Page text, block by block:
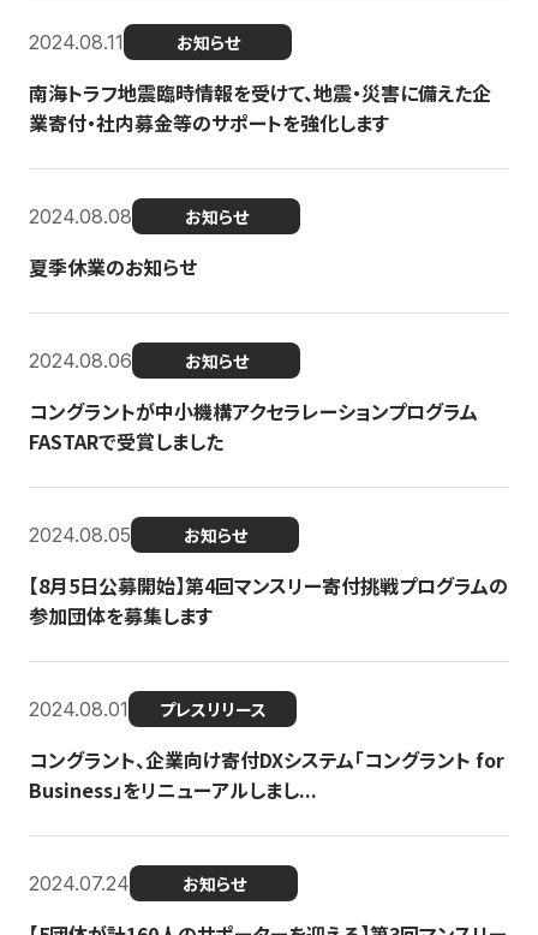
2024.08.11 お知らせ
南海トラフ地震臨時情報を受けて、地震・災害に備えた企
業寄付・社内募金等のサポートを強化します
2024.08.08 お知らせ
夏季休業のお知らせ
2024.08.06 お知らせ
コングラントが中小機構アクセラレーションプログラム
FASTARで受賞しました
2024.08.05 お知らせ
【8月5日公募開始】第4回マンスリー寄付挑戦プログラムの
参加団体を募集します
2024.08.01 プレスリリース
コングラント、企業向け寄付DXシステム「コングラント for
Business」をリニューアルしまし...
2024.07.24 お知らせ